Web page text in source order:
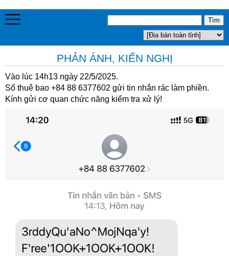
PHẢN ÁNH, KIẾN NGHỊ
Vào lúc 14h13 ngày 22/5/2025.
Số thuê bao +84 88 6377602 gửi tin nhắn rác làm phiền.
Kính gửi cơ quan chức năng kiểm tra xử lý!